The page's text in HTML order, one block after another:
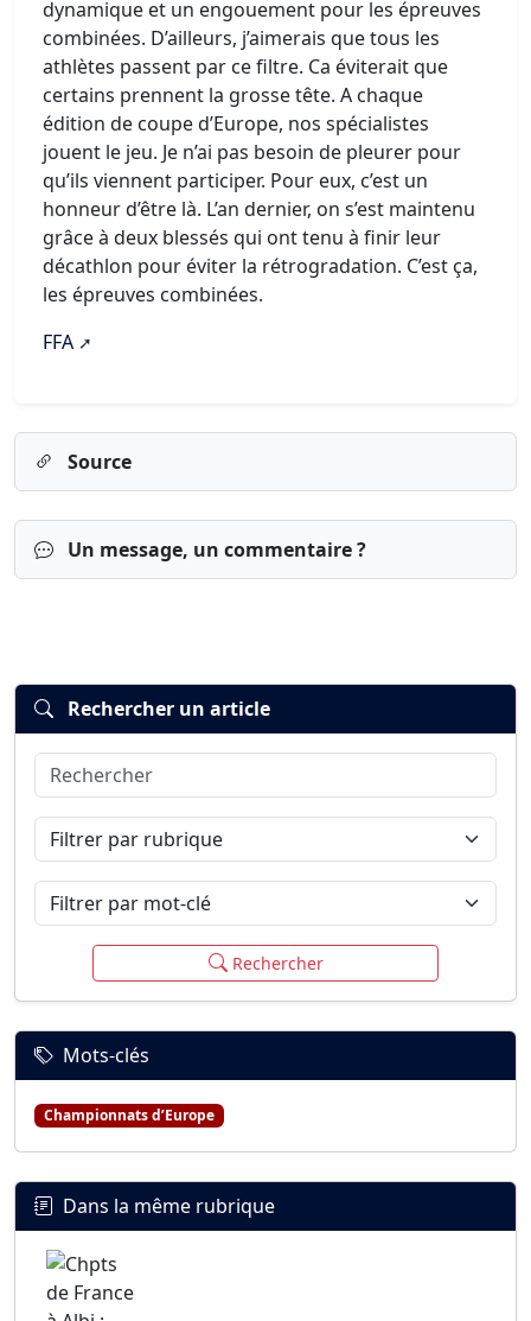
dynamique et un engouement pour les épreuves
combinées. D’ailleurs, j’aimerais que tous les
athlètes passent par ce filtre. Ca éviterait que
certains prennent la grosse tête. A chaque
édition de coupe d’Europe, nos spécialistes
jouent le jeu. Je n’ai pas besoin de pleurer pour
qu’ils viennent participer. Pour eux, c’est un
honneur d’être là. L’an dernier, on s’est maintenu
grâce à deux blessés qui ont tenu à finir leur
décathlon pour éviter la rétrogradation. C’est ça,
les épreuves combinées.
FFA
Source
Un message, un commentaire ?
Connexion
Rechercher un article
Rechercher
Filtrer par rubrique
Filtrer par mot-clé
Rechercher
Mots-clés
Championnats d’Europe
Dans la même rubrique